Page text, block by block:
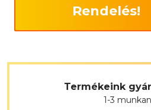
Rendelés!
Termékeink
1-3